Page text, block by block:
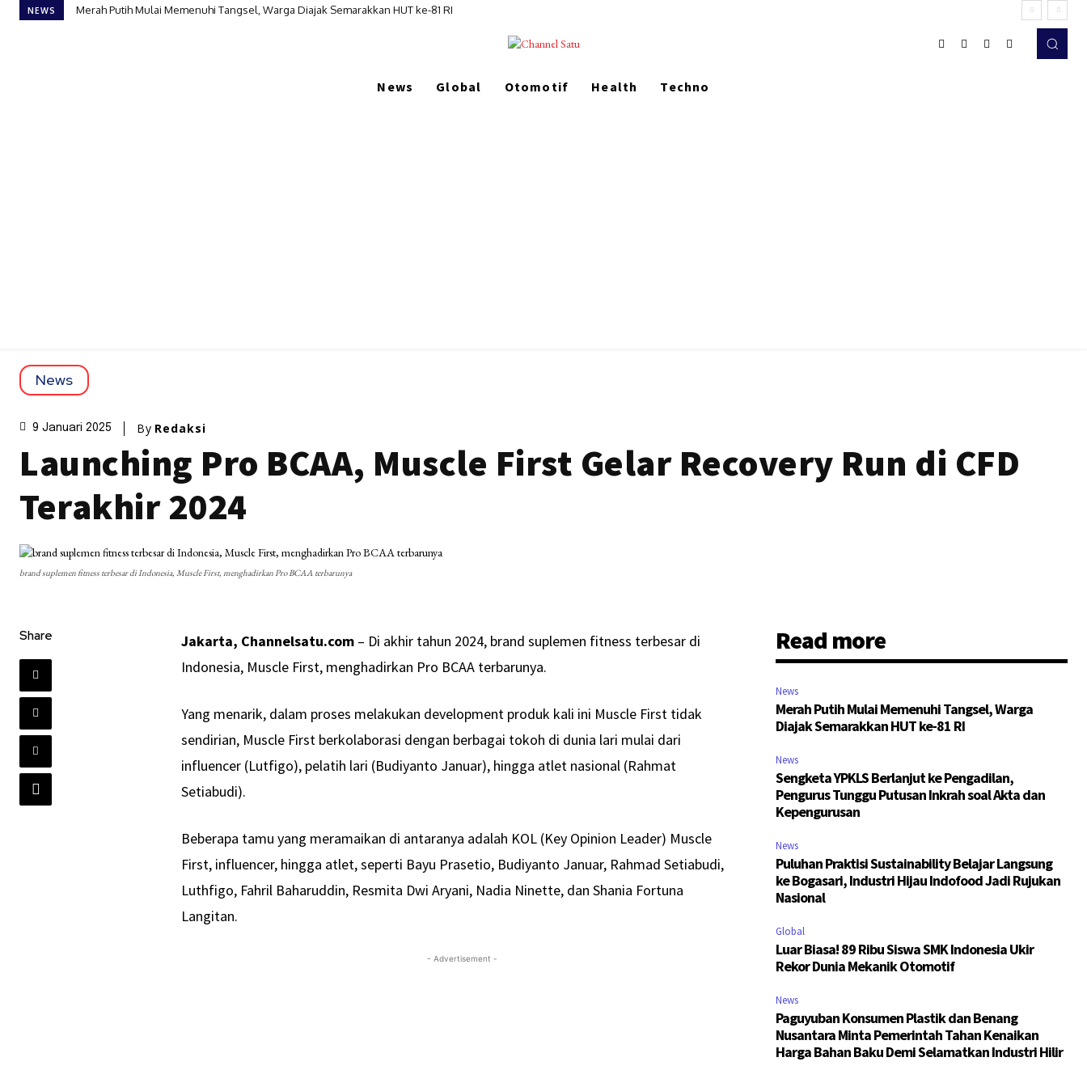
NEWS Merah Putih Mulai Memenuhi Tangsel, Warga Diajak Semarakkan HUT ke-81 RI
News Global Otomotif Health Techno
News
9 Januari 2025 By Redaksi
Launching Pro BCAA, Muscle First Gelar Recovery Run di CFD
Terakhir 2024
brand suplemen fitness terbesar di Indonesia, Muscle First, menghadirkan Pro BCAA terbarunya
Share Jakarta, Channelsatu.com – Di akhir tahun 2024, brand suplemen fitness terbesar di
Indonesia, Muscle First, menghadirkan Pro BCAA terbarunya.
Yang menarik, dalam proses melakukan development produk kali ini Muscle First tidak
sendirian, Muscle First berkolaborasi dengan berbagai tokoh di dunia lari mulai dari
influencer (Lutfigo), pelatih lari (Budiyanto Januar), hingga atlet nasional (Rahmat
Setiabudi).
Beberapa tamu yang meramaikan di antaranya adalah KOL (Key Opinion Leader) Muscle
First, influencer, hingga atlet, seperti Bayu Prasetio, Budiyanto Januar, Rahmad Setiabudi,
Luthfigo, Fahril Baharuddin, Resmita Dwi Aryani, Nadia Ninette, dan Shania Fortuna
Langitan.
- Advertisement -
Read more
News
Merah Putih Mulai Memenuhi Tangsel, Warga
Diajak Semarakkan HUT ke-81 RI
News
Sengketa YPKLS Berlanjut ke Pengadilan,
Pengurus Tunggu Putusan Inkrah soal Akta dan
Kepengurusan
News
Puluhan Praktisi Sustainability Belajar Langsung
ke Bogasari, Industri Hijau Indofood Jadi Rujukan
Nasional
Global
Luar Biasa! 89 Ribu Siswa SMK Indonesia Ukir
Rekor Dunia Mekanik Otomotif
News
Paguyuban Konsumen Plastik dan Benang
Nusantara Minta Pemerintah Tahan Kenaikan
Harga Bahan Baku Demi Selamatkan Industri Hilir